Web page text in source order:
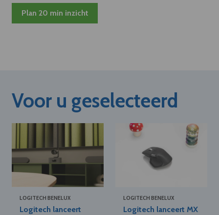
Plan 20 min inzicht
Voor u geselecteerd
LOGITECH BENELUX
Logitech lanceert
LOGITECH BENELUX
Logitech lanceert MX